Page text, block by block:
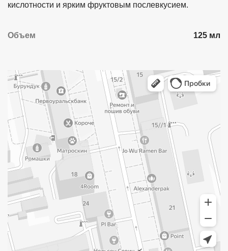
кислотности и ярким фруктовым послевкусием.
Объем 125 мл